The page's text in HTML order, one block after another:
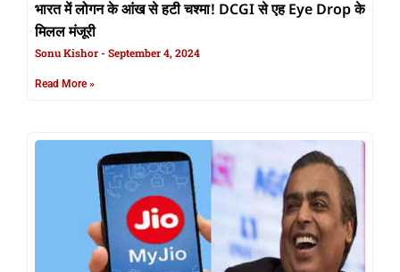
भारत में लोगन के आंख से हटी चश्मा! DCGI से एह Eye Drop के
मिलल मंजूरी
Sonu Kishor September 4, 2024
Read More »